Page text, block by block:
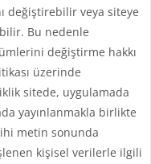
değiştirebilir veya siteye
Bu nedenle
değiştirme hakkı
üzerinde
sitede, uygulamada
yayınlanmakla birlikte
metin sonunda
kişisel verilerle ilgili